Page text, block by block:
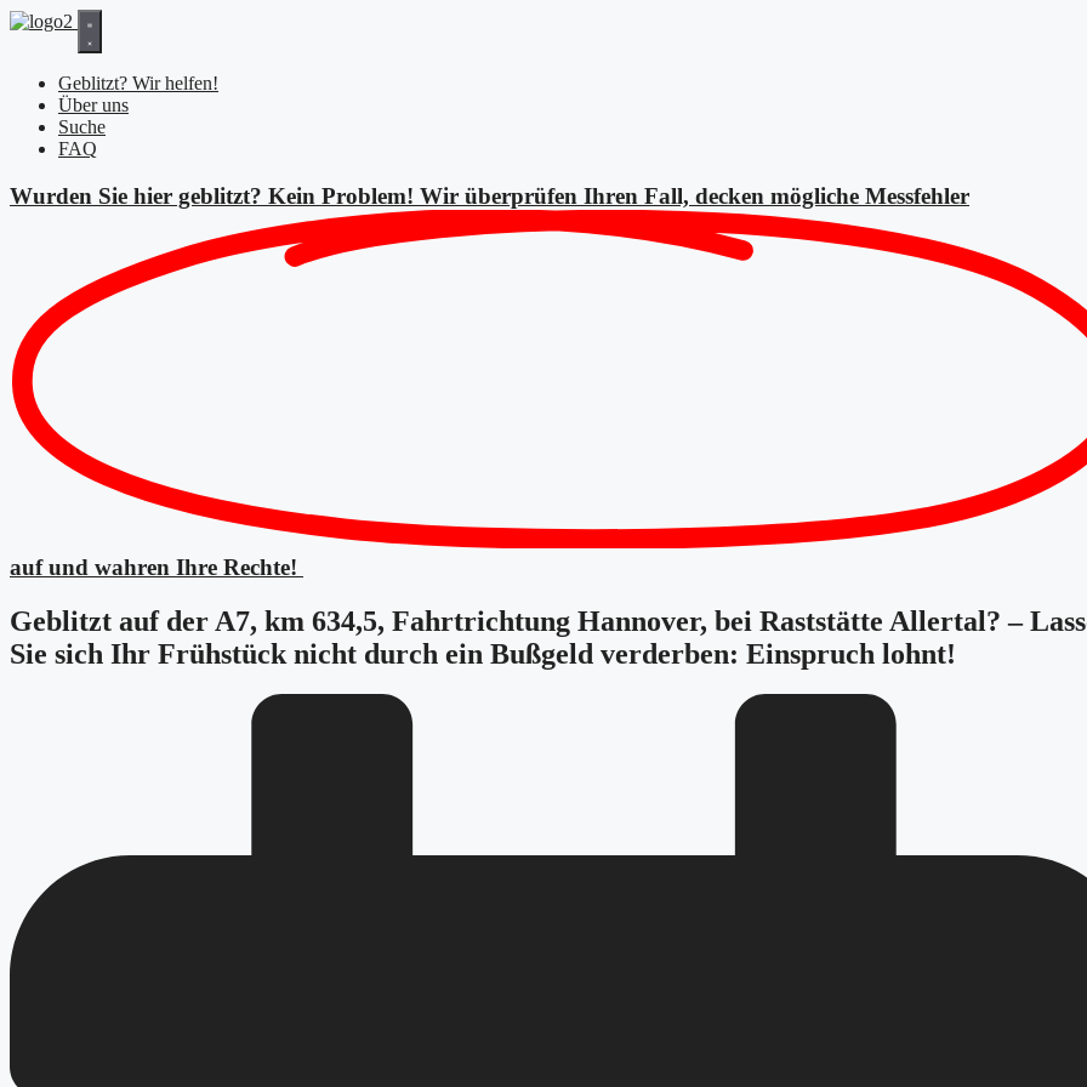
Zum
Geblitzt? Wir helfen!
Über uns
Suche
FAQ
Wurden Sie hier geblitzt? Kein Problem! Wir überprüfen Ihren Fall, decken mögliche Messfehler
auf und wahren Ihre Rechte!
Geblitzt auf der A7, km 634,5, Fahrtrichtung Hannover, bei Raststätte Allertal? –
Sie sich Ihr Frühstück nicht durch ein Bußgeld verderben: Einspruch lohnt!